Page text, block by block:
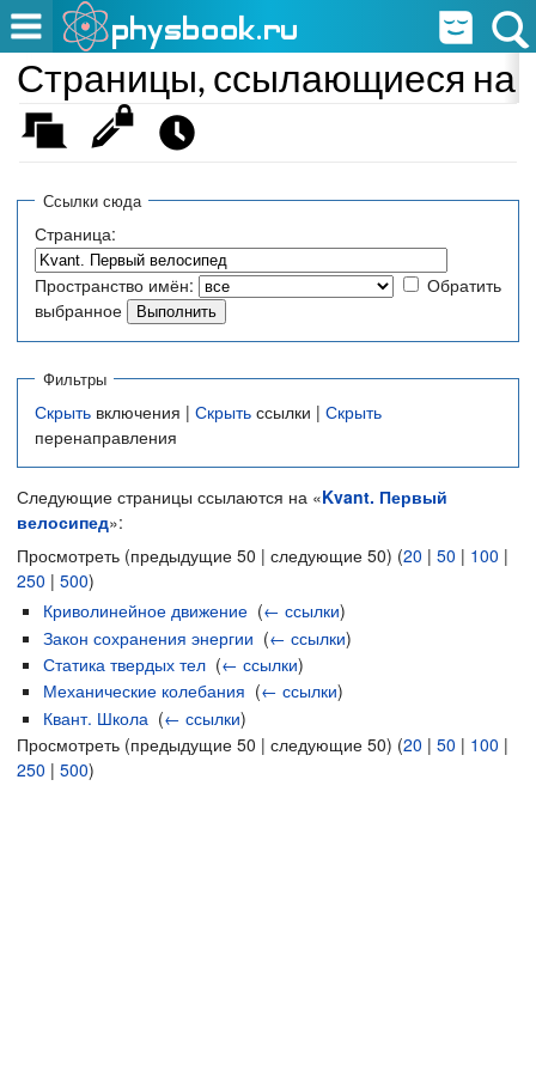
Страницы, ссылающиеся на
Ссылки сюда
Страница:
Пространство имён:
Обратить
выбранное
Фильтры
Скрыть включения | Скрыть ссылки | Скрыть
перенаправления
Следующие страницы ссылаются на «Kvant. Первый
велосипед»:
Просмотреть (предыдущие 50 | следующие 50) (20 | 50 | 100 |
250 | 500)
Криволинейное движение (← ссылки)
Закон сохранения энергии (← ссылки)
Статика твердых тел (← ссылки)
Механические колебания (← ссылки)
Квант. Школа (← ссылки)
Просмотреть (предыдущие 50 | следующие 50) (20 | 50 | 100 |
250 | 500)